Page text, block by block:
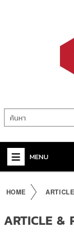
MENU
KVM
HOME
ARTICLE &